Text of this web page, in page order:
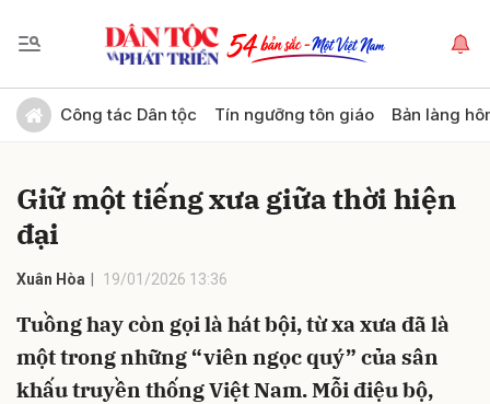
Công tác Dân tộc Tín ngưỡng tôn giáo Bản làng
Giữ một tiếng xưa giữa thời hiện
đại
Xuân Hòa 19/01/2026 13:36
Tuồng hay còn gọi là hát bội, từ xa xưa đã là
một trong những “viên ngọc quý” của sân
khấu truyền thống Việt Nam. Mỗi điệu bộ,
Gửi bình luận
Hủy Gửi